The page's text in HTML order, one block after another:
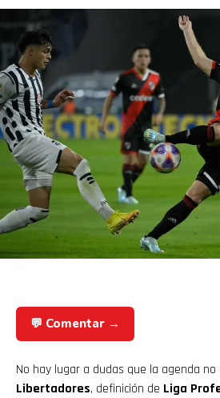
💬 Comentar →
No hay lugar a dudas que la agenda
Libertadores, definición de Liga